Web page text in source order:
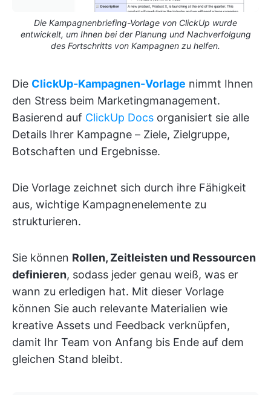
Die Kampagnenbriefing-Vorlage von ClickUp wurde
entwickelt, um Ihnen bei der Planung und Nachverfolgung
des Fortschritts von Kampagnen zu helfen.
Die ClickUp-Kampagnen-Vorlage nimmt Ihnen
den Stress beim Marketingmanagement.
Basierend auf ClickUp Docs organisiert sie alle
Details Ihrer Kampagne – Ziele, Zielgruppe,
Botschaften und Ergebnisse.
Die Vorlage zeichnet sich durch ihre Fähigkeit
aus, wichtige Kampagnenelemente zu
strukturieren.
Sie können Rollen, Zeitleisten und Ressourcen
definieren, sodass jeder genau weiß, was er
wann zu erledigen hat. Mit dieser Vorlage
können Sie auch relevante Materialien wie
kreative Assets und Feedback verknüpfen,
damit Ihr Team von Anfang bis Ende auf dem
gleichen Stand bleibt.